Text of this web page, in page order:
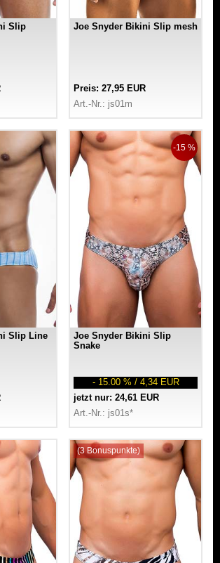
Slip
Joe Snyder Bikini Slip mesh
Preis: 27,95 EUR
Art.-Nr.: js01m
Slip Line
-15 %
Joe Snyder Bikini Slip
Snake
- 15.00 % / 4,34 EUR
jetzt nur: 24,61 EUR
Art.-Nr.: js01s*
(3 Bonuspunkte)